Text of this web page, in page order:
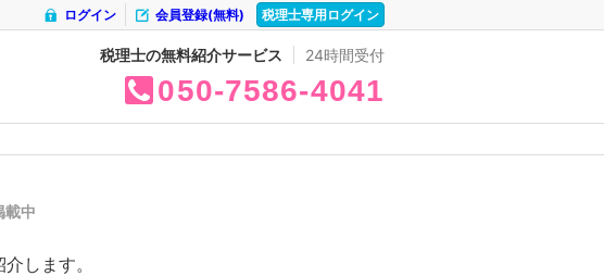
税理士専用ログイン
会員登録(無料)
ログイン
税理士の無料紹介サービス 24時間受付
050 7586 4041
載中
します。